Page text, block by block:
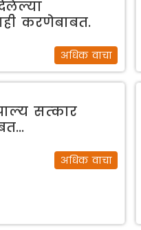
करणेबाबत.
अधिक वाचा
सत्‍कार
अधिक वाचा